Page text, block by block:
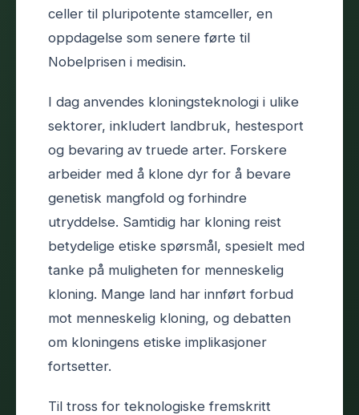
celler til pluripotente stamceller, en
oppdagelse som senere førte til
Nobelprisen i medisin.
I dag anvendes kloningsteknologi i ulike
sektorer, inkludert landbruk, hestesport
og bevaring av truede arter. Forskere
arbeider med å klone dyr for å bevare
genetisk mangfold og forhindre
utryddelse. Samtidig har kloning reist
betydelige etiske spørsmål, spesielt med
tanke på muligheten for menneskelig
kloning. Mange land har innført forbud
mot menneskelig kloning, og debatten
om kloningens etiske implikasjoner
fortsetter.
Til tross for teknologiske fremskritt